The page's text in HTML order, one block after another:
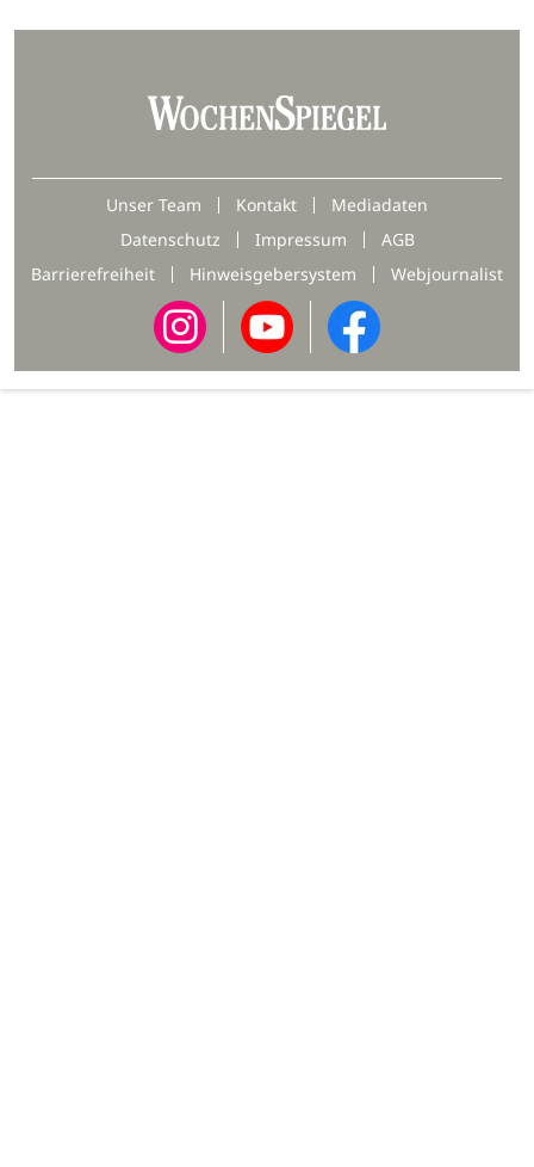
Unser Team Kontakt
Mediadaten
Datenschutz
Impressum
AGB
Barrierefreiheit
Hinweisgebersystem Webjournalist